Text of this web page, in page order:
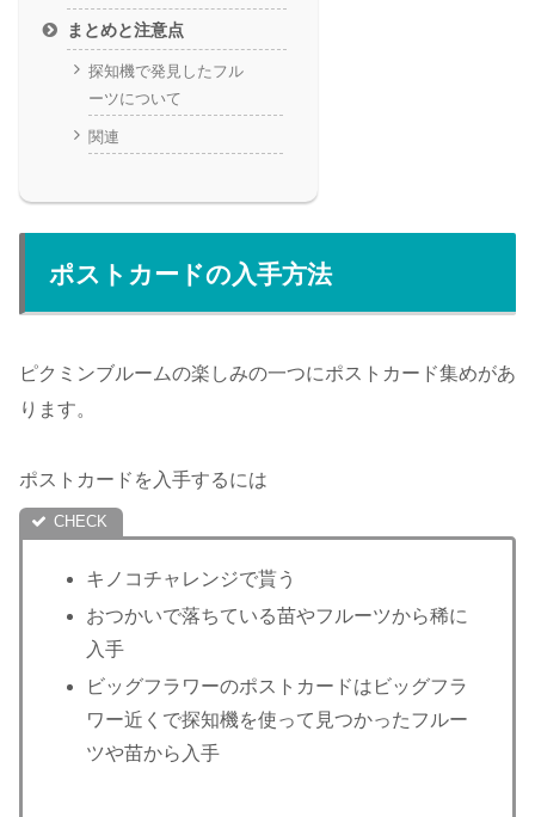
まとめと注意点
探知機で発見したフル
ーツについて
関連
ポストカードの入手方法
ピクミンブルームの楽しみの一つにポストカード集めがあ
ります。
ポストカードを入手するには
キノコチャレンジで貰う
おつかいで落ちている苗やフルーツから稀に
入手
ビッグフラワーのポストカードはビッグフラ
ワー近くで探知機を使って見つかったフルー
ツや苗から入手